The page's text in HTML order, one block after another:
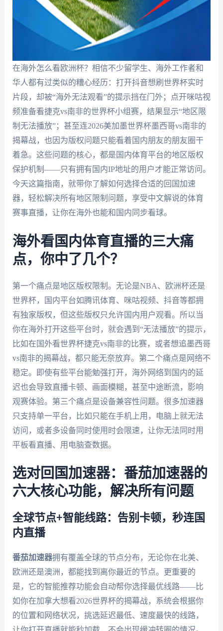
在海外怎么看欧洲杯？相信不少留学生、海外工作者和
华人都有过类似的糟心经历：打开抖音想刷世界杯实时
片段，却被“海外无法观看”的提示挡在门外；点开咪咕视
频准备看捷克vs南非的世界杯小组赛，结果显示“地区限
制无法播放”；甚至连2026美加墨世界杯墨西哥vs南非的
揭幕战，也因为版权问题只能看着国内朋友的朋友圈干
着急。这些问题的核心，都是国内体育平台的地区版权
保护机制——只有拥有国内IP地址的用户才能正常访问。
今天这篇指南，就带你了解如何选择合适的回国加速
器，轻松解决所有地区限制问题，享受中文解说的体育
赛事直播，让你在海外也能和国内同步看球。
海外看国内体育直播的三大痛
点，你中了几个？
第一个痛点是地区版权限制。无论是NBA、欧洲杯还是
世界杯，国内平台如腾讯体育、咪咕视频、抖音等都拥
有独家版权，但这些版权只允许国内用户观看。所以当
你在海外打开这些平台时，就会遇到“无法播放”的提示，
比如在国外看世界杯捷克vs南非的比赛，或者想追墨西哥
vs南非的揭幕战，都只能无奈放弃。第二个痛点是网络不
稳定。即使有些平台能勉强打开，海外网络到国内的延
迟也会导致直播卡顿、画面模糊，甚至中途断流，影响
观赛体验。第三个痛点是设备兼容性问题。很多加速器
只支持单一平台，比如只能在手机上用，电脑上就无法
访问，或者多设备同时使用时会限速，让你无法同时用
平板看直播、用电脑查数据。
选对回国加速器：番茄加速器的
六大核心功能，解决所有问题
全球节点+智能线路：告别卡顿，秒连国
内直播
番茄加速器拥有覆盖全球的节点分布，无论你在北美、
欧洲还是澳洲，都能找到离你最近的节点。更重要的
是，它的智能推荐功能会自动帮你选择最优线路——比
如你在加拿大想看2026世界杯的揭幕战，系统会根据你
的位置和网络状况，挑选延迟最低、速度最快的线路，